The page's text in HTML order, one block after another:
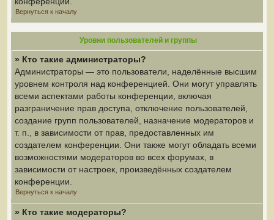
Вернуться к началу
Уровни пользователей и группы
» Кто такие администраторы?
Администраторы — это пользователи, наделённые высшим
уровнем контроля над конференцией. Они могут управлять
всеми аспектами работы конференции, включая
разграничение прав доступа, отключение пользователей,
создание групп пользователей, назначение модераторов и
т. п., в зависимости от прав, предоставленных им
создателем конференции. Они также могут обладать всеми
возможностями модераторов во всех форумах, в
зависимости от настроек, произведённых создателем
конференции.
Вернуться к началу
» Кто такие модераторы?